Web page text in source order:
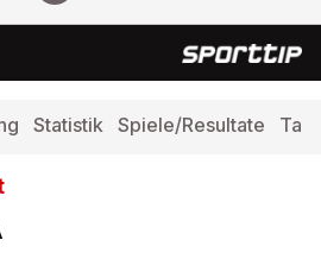
Statistik Spiele/Resultate